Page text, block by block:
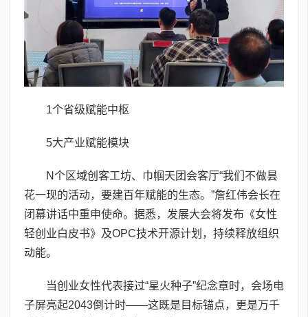
1个省级赋能中枢
5大产业赋能模块
N个区域创客工坊、巾帼天团会客厅“我们不做昙
花一现的活动，要建百年赋能的生态。”詹红伟会长在
闭幕讲话中重申使命。据悉，发展大会将发布《女性
轻创业白皮书》及OPC技术开源计划，持续释放组织
动能。
当创业女性代表接过“星火种子”纪念章时，会场电
子屏亮起2043倒计时——这既是目标锚点，更是万千